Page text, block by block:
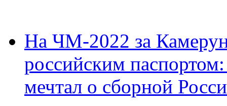
На ЧМ-2022 за
российским
мечтал о сборной